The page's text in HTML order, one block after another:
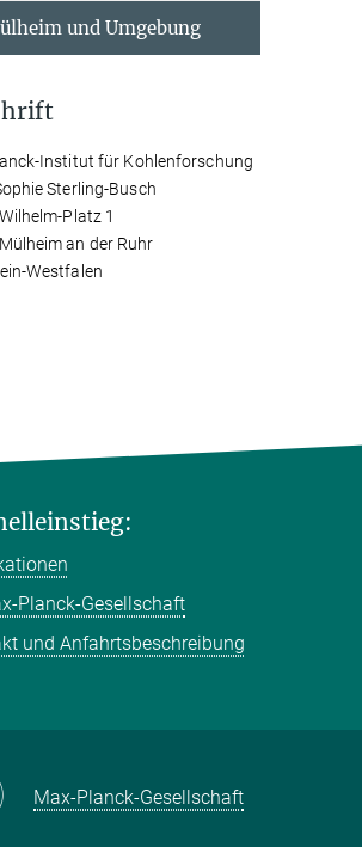
und Umgebung
Institut für Kohlenforschung
Sterling-Busch
Platz 1
an der Ruhr
Westfalen
Planck-Gesellschaft
und Anfahrtsbeschreibung
Max-Planck-Gesellschaft